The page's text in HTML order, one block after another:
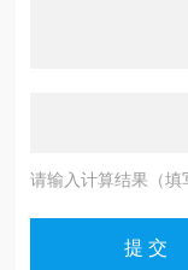
请输入计算结果（